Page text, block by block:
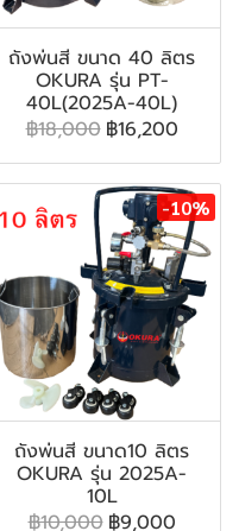
ถังพ่นสี ขนาด 40 ลิตร
OKURA รุ่น PT-
40L(2025A-40L)
฿18,000 ฿16,200
-10%
ถังพ่นสี ขนาด10 ลิตร
OKURA รุ่น 2025A-
10L
฿10,000 ฿9,000